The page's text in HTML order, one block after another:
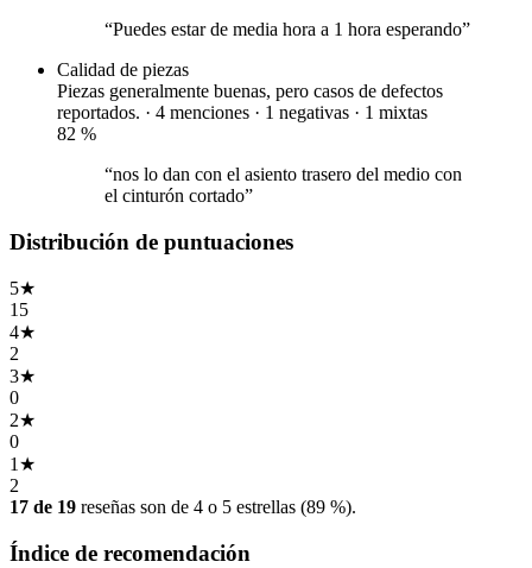
“Puedes estar de media hora a 1 hora esperando”
Calidad de piezas
Piezas generalmente buenas, pero casos de defectos
reportados. · 4 menciones · 1 negativas · 1 mixtas
82 %
“nos lo dan con el asiento trasero del medio con
el cinturón cortado”
Distribución de puntuaciones
5★
15
4★
2
3★
0
2★
0
1 ★
2
17 de 19 reseñas son de 4 o 5 estrellas (89 %).
Índice de recomendación